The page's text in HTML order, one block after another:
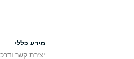
מידע כללי
יצירת קשר